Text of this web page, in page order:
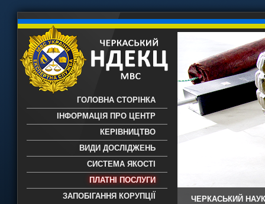
ГОЛОВНА СТОРІНКА
ІНФОРМАЦІЯ ПРО ЦЕНТР
КЕРІВНИЦТВО
ВИДИ ДОСЛІДЖЕНЬ
СИСТЕМА ЯКОСТІ
ПЛАТНІ ПОСЛУГИ
ЗАПОБІГАННЯ КОРУПЦІЇ
ЧЕРКАСЬКИЙ